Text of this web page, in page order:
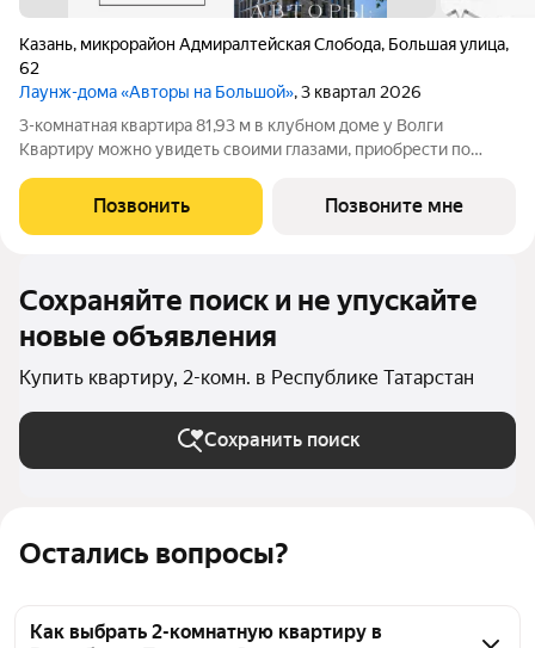
Остались вопросы?
Как выбрать 2-комнатную квартиру в
Казань, микрорайон Адмиралтейская Слобода, Большая улица,
62
Лаунж-дома «Авторы на Большой», 3 квартал 2026
3-комнатная квартира 81,93 м в клубном доме у Волги
Квартиру можно увидеть своими глазами, приобрести по
скидка 5%. Дом расположен в Адмиралтейской слободе тихой
исторической части Казани с
Позвонить Позвоните мне
Сохраняйте поиск и не упускайте
новые объявления
Купить квартиру, 2-комн. в Республике Татарстан
Сохранить поиск